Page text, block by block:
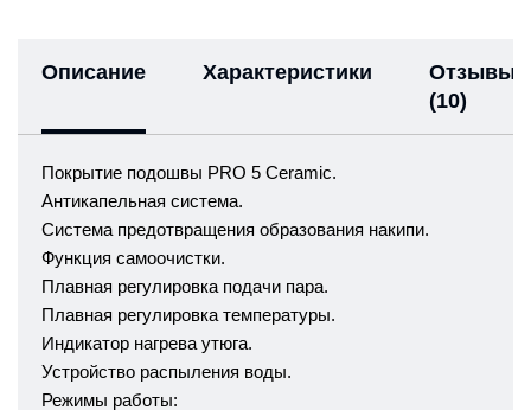
Описание Характеристики
Отзывы
(10)
Покрытие подошвы PRO 5 Ceramic.
Антикапельная система.
Система предотвращения образования накипи.
Функция самоочистки.
Плавная регулировка подачи пара.
Плавная регулировка температуры.
Индикатор нагрева утюга.
Устройство распыления воды.
Режимы работы: